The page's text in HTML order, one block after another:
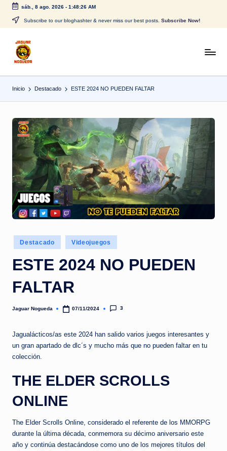
Saltar
contenido
sáb., 8 ago. 2026- 1:48:27 AM
Subscribe to our bloghashter & never miss our best posts. Subscribe Now!
J
a
g
a
r
N
o
g
u
a
CONTENIDO
Inicio Destacado ESTE 2024 NO PUEDEN FALTAR
Publicado
en
Destacado Videojuegos
ESTE 2024 NO PUEDEN
FALTAR
Publicado
Jaguar Nogueda 07/11/2024 3
Jagualácticos/as este 2024 han salido varios juegos interesantes y
un gran apartado de dlc´s y mucho más que no pueden faltar en tu
colección.
THE ELDER SCROLLS
ONLINE
The Elder Scrolls Online, considerado el referente de los MMORPG
durante la última década, conmemora su décimo aniversario este
año y continúa destacándose como uno de los mejores títulos del